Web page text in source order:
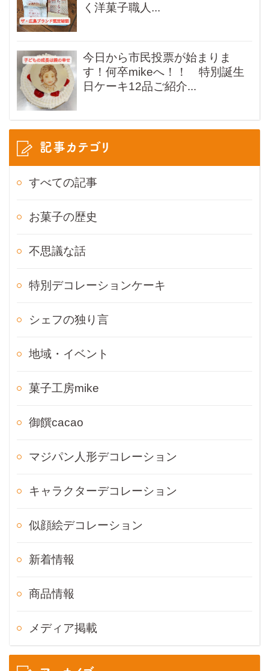
く洋菓子職人...
今日から市民投票が始まりま
す！何卒mikeへ！！ 特別誕生
日ケーキ12品ご紹介...
記事カテゴリ
すべての記事
お菓子の歴史
不思議な話
特別デコレーションケーキ
シェフの独り言
地域・イベント
菓子工房mike
御饌cacao
マジパン人形デコレーション
キャラクターデコレーション
似顔絵デコレーション
新着情報
商品情報
メディア掲載